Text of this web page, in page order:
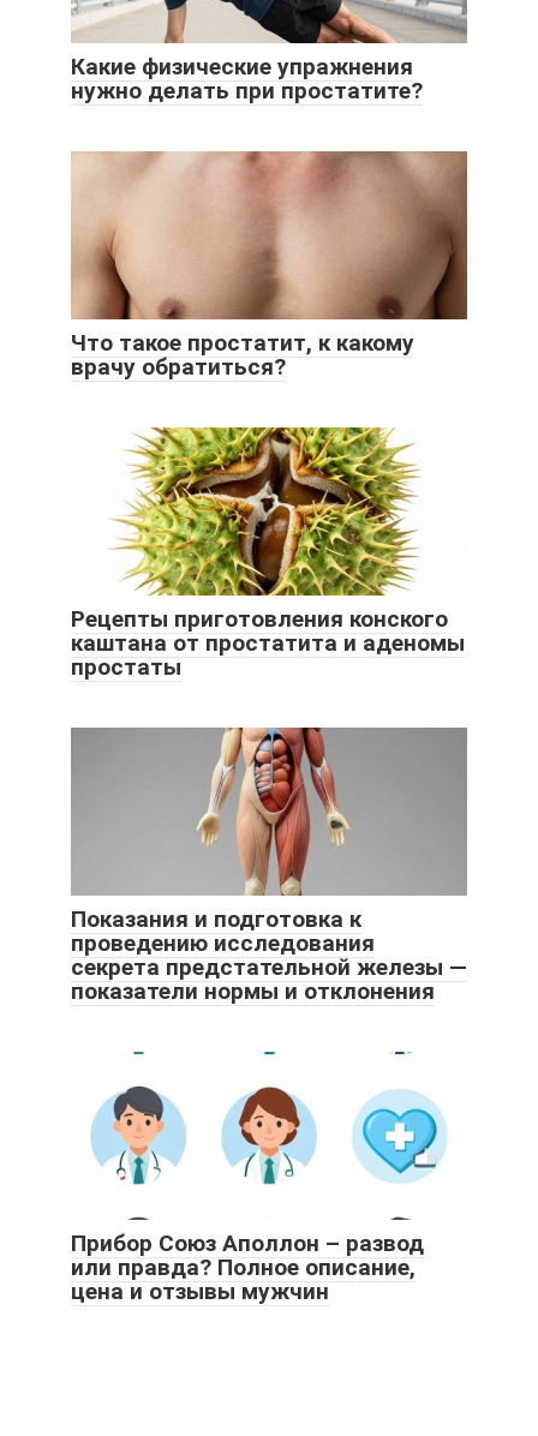
Какие физические упражнения
нужно делать при простатите?
Что такое простатит, к какому
врачу обратиться?
Рецепты приготовления конского
каштана от простатита и аденомы
простаты
Показания и подготовка к
проведению исследования
секрета предстательной железы —
показатели нормы и отклонения
Прибор Союз Аполлон – развод
или правда? Полное описание,
цена и отзывы мужчин